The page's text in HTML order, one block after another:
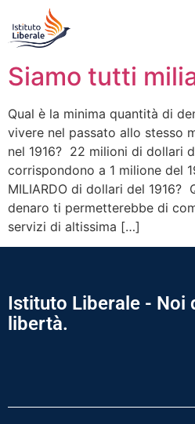
Siamo tutti
Qual è la minima quantità di
vivere nel passato allo stesso
nel 1916? 22 milioni di dollari
corrispondono a 1 milione del
MILIARDO di dollari del 1916?
denaro ti permetterebbe di
servizi di altissima […]
Istituto Liberale - Noi
libertà.